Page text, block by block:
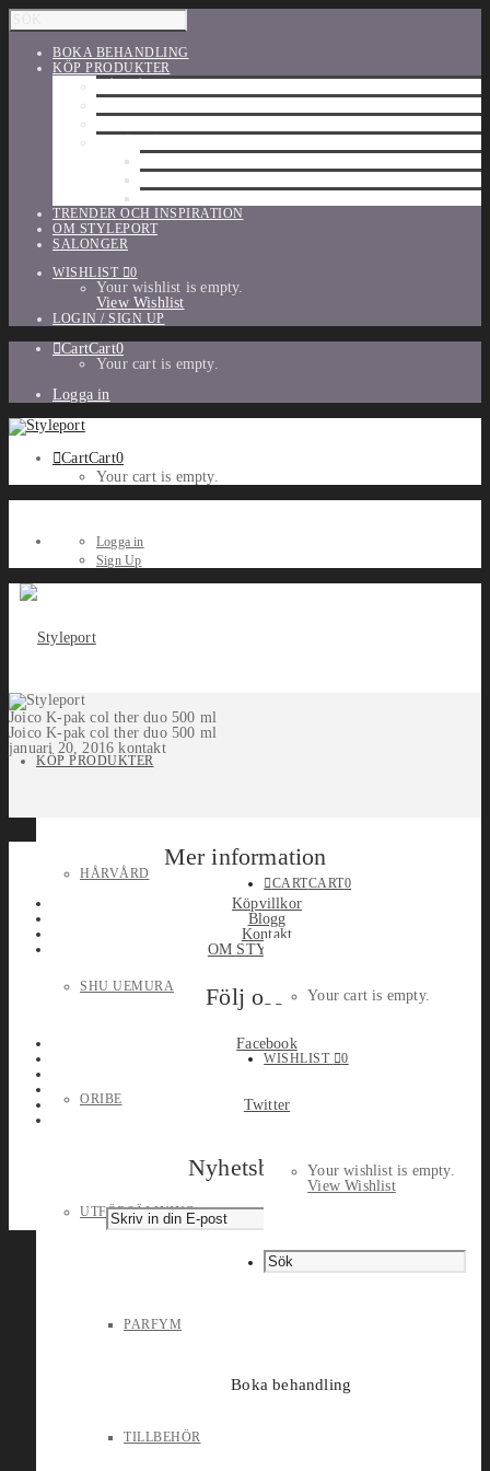
BOKA BEHANDLING
KÖP PRODUKTER
TRENDER OCH INSPIRATION
OM STYLEPORT
SALONGER
WISHLIST
0
Your wishlist is empty.
View Wishlist
LOGIN / SIGN UP
CartCart0
Your cart is empty.
Logga in
CartCart0
Your cart is empty.
Logga in
Sign Up
KÖP PRODUKTER
HÅRVÅRD
SHU UEMURA
ORIBE
UTFÖRSÄLJNING
PARFYM
TILLBEHÖR
CARTCART0
Your cart is empty.
WISHLIST 0
Your wishlist is empty.
View Wishlist
Boka behandling
Joico K-pak col ther duo 500 ml
Joico K-pak col ther duo 500 ml
januari 20, 2016 kontakt
Mer information
Köpvillkor
Blogg
Kontakt
OM STYLEPORT
Följ oss
Facebook
Twitter
Nyhetsbrev